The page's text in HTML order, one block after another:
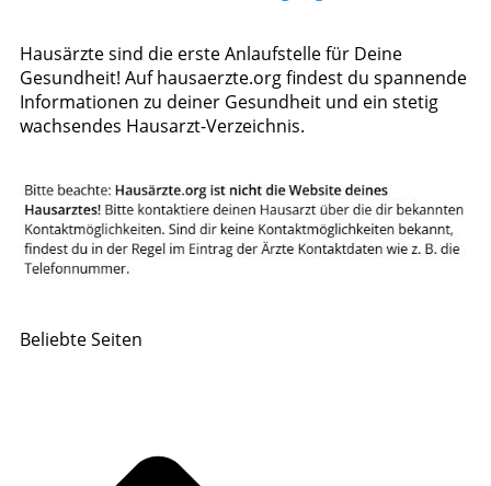
Hausärzte sind die erste Anlaufstelle für Deine
Gesundheit! Auf hausaerzte.org findest du spannende
Informationen zu deiner Gesundheit und ein stetig
wachsendes Hausarzt-Verzeichnis.
Beliebte Seiten